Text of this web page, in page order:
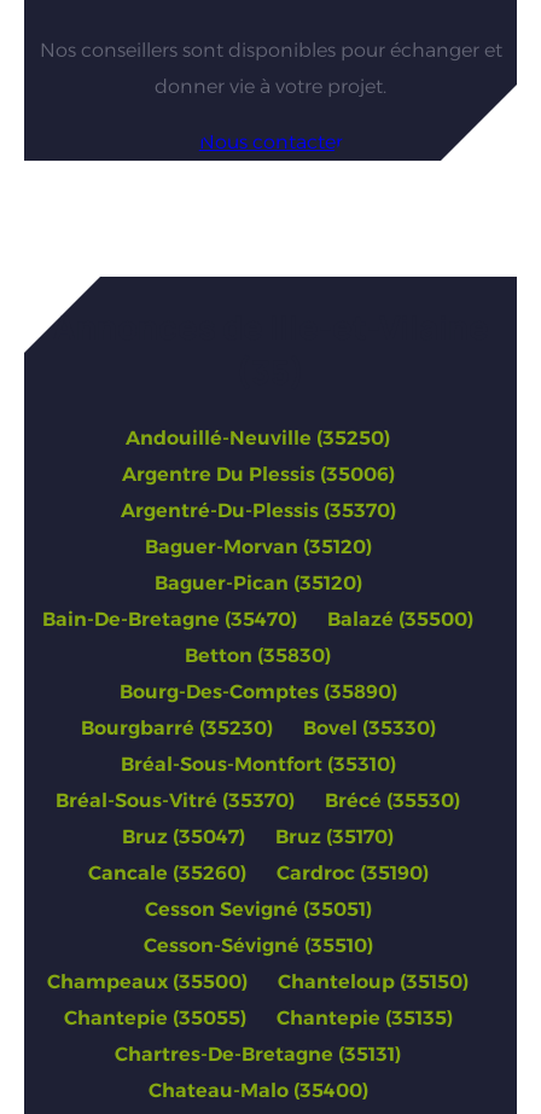
Nos conseillers sont disponibles pour échanger et
donner vie à votre projet.
Nous contacter
Annonces de Ille-et-Vilaine
Andouillé-Neuville (35250)
Argentre Du Plessis (35006)
Argentré-Du-Plessis (35370)
Baguer-Morvan (35120)
Baguer-Pican (35120)
Bain-De-Bretagne (35470)
Balazé (35500)
Betton (35830)
Bourg-Des-Comptes (35890)
Bourgbarré (35230)
Bovel (35330)
Bréal-Sous-Montfort (35310)
Bréal-Sous-Vitré (35370)
Brécé (35530)
Bruz (35047)
Bruz (35170)
Cancale (35260)
Cardroc (35190)
Cesson Sevigné (35051)
Cesson-Sévigné (35510)
Champeaux (35500)
Chanteloup (35150)
Chantepie (35055)
Chantepie (35135)
Chartres-De-Bretagne (35131)
Chateau-Malo (35400)